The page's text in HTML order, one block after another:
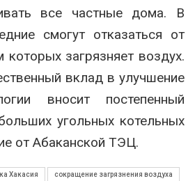
все частные дома. В
смогут отказаться от
загрязняет воздух.
вклад в улучшение
вносит постепенный
угольных котельных
от Абаканской ТЭЦ.
Хакасия сокращение загрязнения воздуха